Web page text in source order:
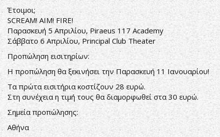
Έτοιμοι;
SCREAM! AIM! FIRE!
Παρασκευή 5 Απριλίου,Piraeus 117 Academy
Σάββατο 6 Απριλίου,Principal Club Theater
Προπώληση εισιτηρίων:
Η προπώληση θα ξεκινήσει την Παρασκευή 11 Ιανουαρίου!
Τα πρώτα εισιτήρια κοστίζουν 28 ευρώ.
Στη συνέχεια η τιμή τους θα διαμορφωθεί στα 30 ευρώ.
Σημεία προπώλησης:
Αθήνα